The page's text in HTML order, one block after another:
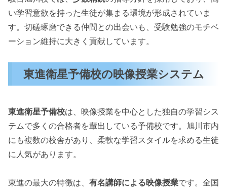
い学習意欲を持った生徒が集まる環境が形成されていま
す。切磋琢磨できる仲間との出会いも、受験勉強のモチベ
ーション維持に大きく貢献しています。
東進衛星予備校の映像授業システム
東進衛星予備校は、映像授業を中心とした独自の学習シス
テムで多くの合格者を輩出している予備校です。旭川市内
にも複数の校舎があり、柔軟な学習スタイルを求める生徒
に人気があります。
東進の最大の特徴は、 有名講師による映像授業です。全国